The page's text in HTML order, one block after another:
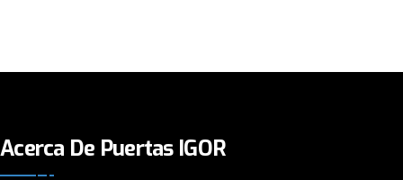
Acerca De Puertas IGOR